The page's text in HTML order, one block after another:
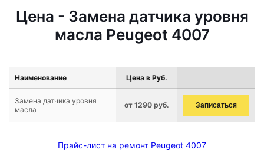
Цена - Замена датчика уровня
масла Peugeot 4007
Наименование Цена в Руб.
Замена датчика уровня
масла
от 1290 руб. Записаться
Прайс-лист на ремонт Peugeot 4007